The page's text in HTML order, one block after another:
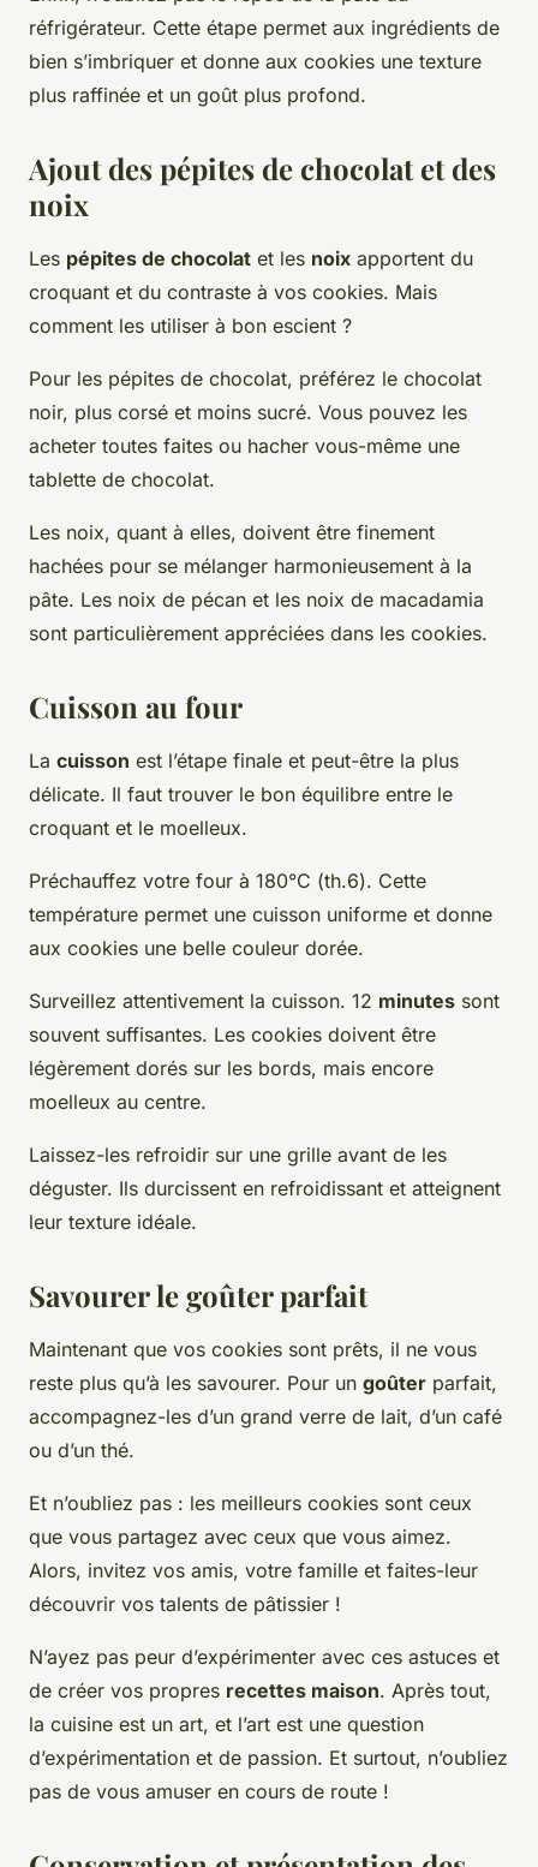
réfrigérateur. Cette étape permet aux ingrédients de
bien s’imbriquer et donne aux cookies une texture
plus raffinée et un goût plus profond.
Ajout des pépites de chocolat et des
noix
Les pépites de chocolat et les noix apportent du
croquant et du contraste à vos cookies. Mais
comment les utiliser à bon escient ?
Pour les pépites de chocolat, préférez le chocolat
noir, plus corsé et moins sucré. Vous pouvez les
acheter toutes faites ou hacher vous-même une
tablette de chocolat.
Les noix, quant à elles, doivent être finement
hachées pour se mélanger harmonieusement à la
pâte. Les noix de pécan et les noix de macadamia
sont particulièrement appréciées dans les cookies.
Cuisson au four
La cuisson est l’étape finale et peut-être la plus
délicate. Il faut trouver le bon équilibre entre le
croquant et le moelleux.
Préchauffez votre four à 180°C (th.6). Cette
température permet une cuisson uniforme et donne
aux cookies une belle couleur dorée.
Surveillez attentivement la cuisson. 12 minutes sont
souvent suffisantes. Les cookies doivent être
légèrement dorés sur les bords, mais encore
moelleux au centre.
Laissez-les refroidir sur une grille avant de les
déguster. Ils durcissent en refroidissant et atteignent
leur texture idéale.
Savourer le goûter parfait
Maintenant que vos cookies sont prêts, il ne vous
reste plus qu’à les savourer. Pour un goûter parfait,
accompagnez-les d’un grand verre de lait, d’un café
ou d’un thé.
Et n’oubliez pas : les meilleurs cookies sont ceux
que vous partagez avec ceux que vous aimez.
Alors, invitez vos amis, votre famille et faites-leur
découvrir vos talents de pâtissier !
N’ayez pas peur d’expérimenter avec ces astuces et
de créer vos propres recettes maison. Après tout,
la cuisine est un art, et l’art est une question
d’expérimentation et de passion. Et surtout, n’oubliez
pas de vous amuser en cours de route !